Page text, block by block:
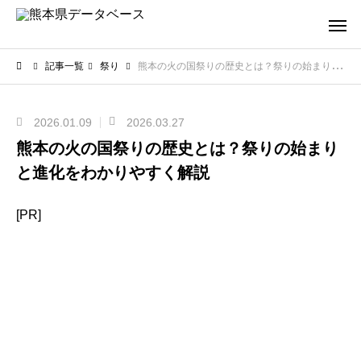
記事一覧 祭り 熊本の火の国祭りの歴史とは？祭りの始まりと進化をわかりやすく解説
2026.01.09 2026.03.27
熊本の火の国祭りの歴史とは？祭りの始まり
と進化をわかりやすく解説
[PR]